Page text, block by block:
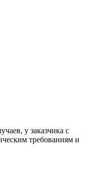
у заказчика с
требованиям и